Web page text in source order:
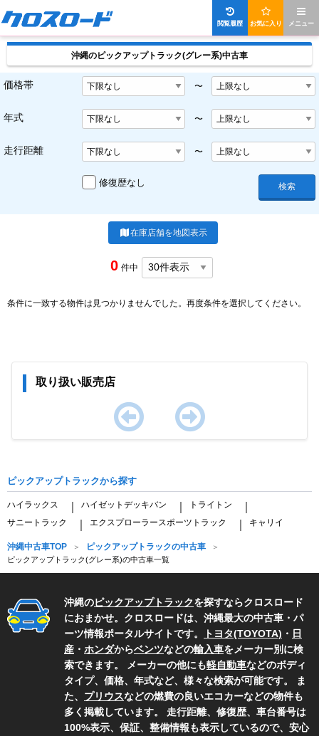
メニュー
お気に入り
閲覧履歴
沖縄のピックアップトラック(グレー系)中古車
価格帯 〜
年式 〜
走行距離 〜
修復歴なし 検索
在庫店舗を地図表示
0 件中
条件に一致する物件は見つかりませんでした。再度条件を選択してください。
取り扱い販売店
0
ピックアップトラックから探す
ハイラックス ハイゼットデッキバン トライトン
サニートラック エクスプローラースポーツトラック キャリイ
沖縄中古車TOP ピックアップトラックの中古車
ピックアップトラック(グレー系)の中古車一覧
沖縄のピックアップトラックを探すならクロスロード
におまかせ。クロスロードは、沖縄最大の中古車・パ
ーツ情報ポータルサイトです。
トヨタ(TOYOTA) ・ 日
産 ・ ホンダからベンツなどの輸入車をメーカー別に検
索できます。 メーカーの他にも軽自動車などのボディ
タイプ、価格、年式など、様々な検索が可能です。 ま
た、 プリウスなどの燃費の良いエコカーなどの物件も
多く掲載しています。 走行距離、修復歴、車台番号は
100%表示、保証、整備情報も表示しているので、安心